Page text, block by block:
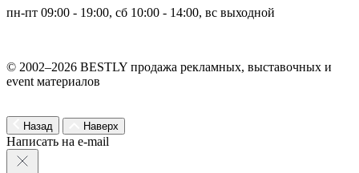
пн-пт 09:00 - 19:00, сб 10:00 - 14:00, вс выходной
© 2002–2026 BESTLY продажа рекламных, выставочных и
event материалов
Назад Наверх
Написать на e-mail